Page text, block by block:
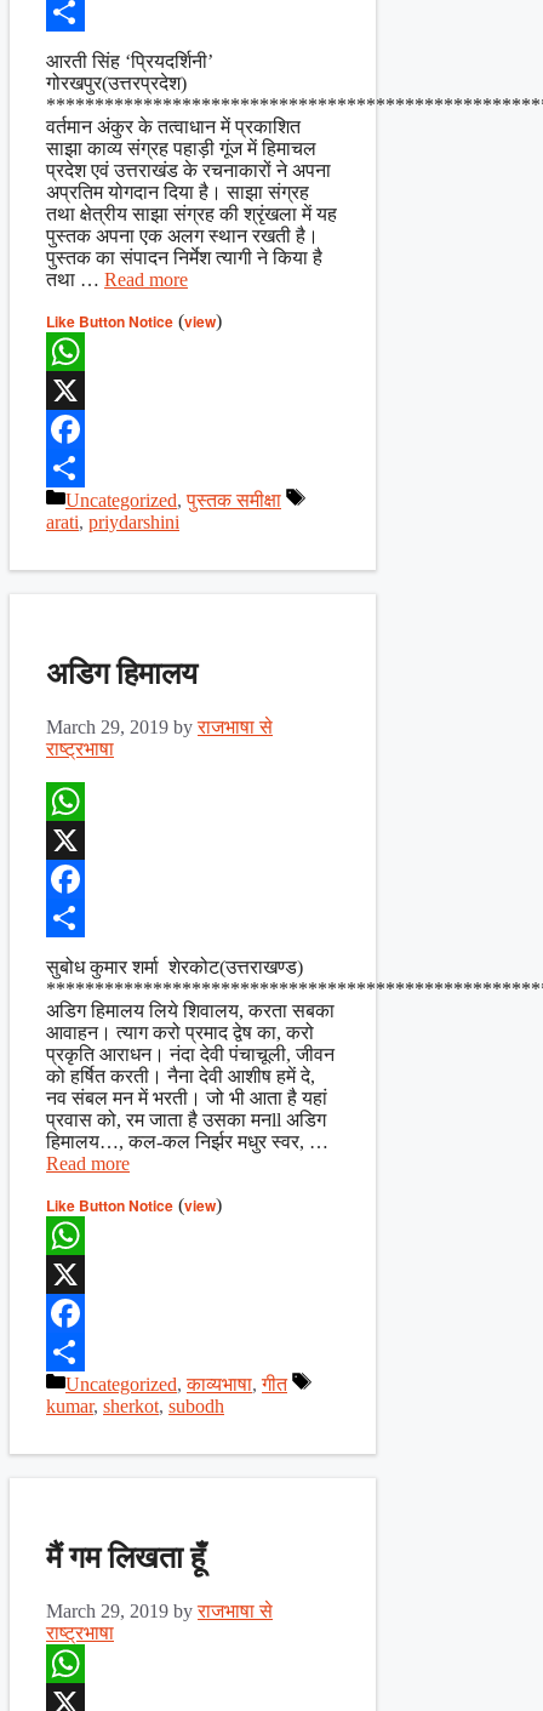
Facebook
Share
आरती सिंह ‘प्रियदर्शिनी’
गोरखपुर(उत्तरप्रदेश)
वर्तमान अंकुर के तत्वाधान में प्रकाशित
साझा काव्य संग्रह पहाड़ी गूंज में हिमाचल
प्रदेश एवं उत्तराखंड के रचनाकारों ने अपना
अप्रतिम योगदान दिया है। साझा संग्रह
तथा क्षेत्रीय साझा संग्रह की श्रृंखला में यह
पुस्तक अपना एक अलग स्थान रखती है।
पुस्तक का संपादन निर्मेश त्यागी ने किया है
तथा … Read more
Like Button Notice (view)
WhatsApp
X
Facebook
Share
Categories
Uncategorized,पुस्तक समीक्षा
Tags
arati, priydarshini
अडिग हिमालय
March 29, 2019 byराजभाषा से
राष्ट्रभाषा
WhatsApp
X
Facebook
Share
सुबोध कुमार शर्मा शेरकोट(उत्तराखण्ड)
अडिग हिमालय लिये शिवालय, करता सबका
आवाहन। त्याग करो प्रमाद द्वेष का, करो
प्रकृति आराधन। नंदा देवी पंचाचूली, जीवन
को हर्षित करती। नैना देवी आशीष हमें दे,
नव संबल मन में भरती। जो भी आता है यहां
प्रवास को, रम जाता है उसका मनll अडिग
हिमालय…, कल-कल निर्झर मधुर स्वर, …
Read more
Like Button Notice (view)
WhatsApp
X
Facebook
Share
Categories
Uncategorized,काव्यभाषा,गीत
Tags
kumar, sherkot, subodh
मैं गम लिखता हूँ
March 29, 2019 byराजभाषा से
राष्ट्रभाषा
WhatsApp